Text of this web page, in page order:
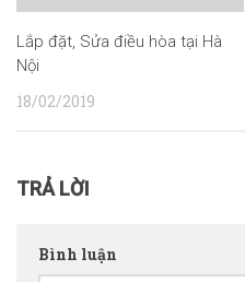
Lắp đặt, Sửa điều hòa tại Hà
Nội
18/02/2019
TRẢ LỜI
Bình luận